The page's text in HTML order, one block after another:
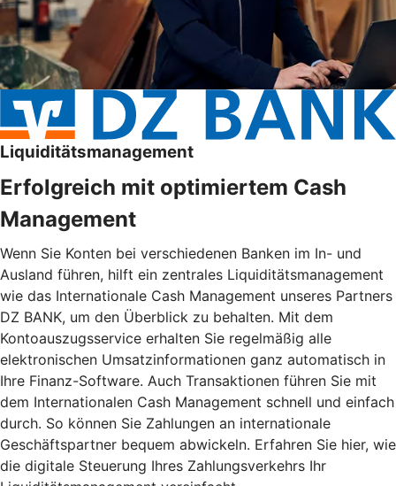
Liquiditätsmanagement
Erfolgreich mit optimiertem Cash
Management
Wenn Sie Konten bei verschiedenen Banken im In- und
Ausland führen, hilft ein zentrales Liquiditätsmanagement
wie das Internationale Cash Management unseres Partners
DZ BANK, um den Überblick zu behalten. Mit dem
Kontoauszugsservice erhalten Sie regelmäßig alle
elektronischen Umsatzinformationen ganz automatisch in
Ihre Finanz-Software. Auch Transaktionen führen Sie mit
dem Internationalen Cash Management schnell und einfach
durch. So können Sie Zahlungen an internationale
Geschäftspartner bequem abwickeln. Erfahren Sie hier, wie
die digitale Steuerung Ihres Zahlungsverkehrs Ihr